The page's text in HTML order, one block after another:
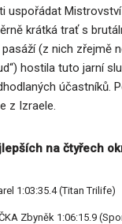
uspořádat
krátká trať s
(z nich zřejmě
hostila tuto jarní
účastníků.
z Izraele.
na čtyřech
1:03:35.4 (Titan Trilife)
Zbyněk 1:06:15.9